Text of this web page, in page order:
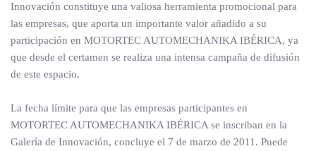
Innovación constituye una valiosa herramienta promocional para
las empresas, que aporta un importante valor añadido a su
participación en MOTORTEC AUTOMECHANIKA IBÉRICA, ya
que desde el certamen se realiza una intensa campaña de difusión
de este espacio.
La fecha límite para que las empresas participantes en
MOTORTEC AUTOMECHANIKA IBÉRICA se inscriban en la
Galería de Innovación, concluye el 7 de marzo de 2011. Puede